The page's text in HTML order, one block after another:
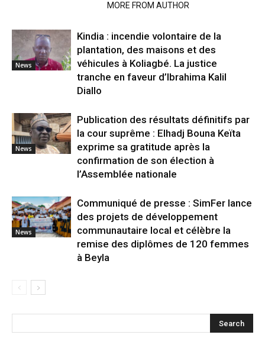
MORE FROM AUTHOR
News
Kindia : incendie volontaire de la
plantation, des maisons et des
véhicules à Koliagbé. La justice
tranche en faveur d’Ibrahima Kalil
Diallo
News
Publication des résultats définitifs par
la cour suprême : Elhadj Bouna Keïta
exprime sa gratitude après la
confirmation de son élection à
l’Assemblée nationale
News
Communiqué de presse : SimFer lance
des projets de développement
communautaire local et célèbre la
remise des diplômes de 120 femmes
à Beyla